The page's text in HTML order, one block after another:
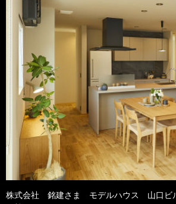
株式会社 銘建さま モデルハウス 山口ビ